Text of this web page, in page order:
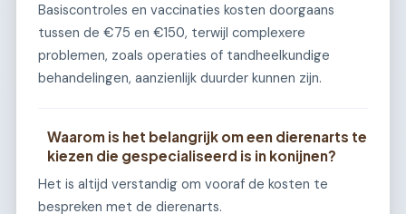
Basiscontroles en vaccinaties kosten doorgaans
tussen de €75 en €150, terwijl complexere
problemen, zoals operaties of tandheelkundige
behandelingen, aanzienlijk duurder kunnen zijn.
Waarom is het belangrijk om een dierenarts te
kiezen die gespecialiseerd is in konijnen?
Het is altijd verstandig om vooraf de kosten te
bespreken met de dierenarts.